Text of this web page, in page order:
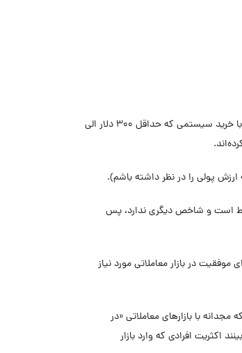
۷- برای ارتقاء عملکرد در انجام معاملات در بازار نیاز هم زمان به ترکیبی از هوش و استعداد و کوشش فعالانه است و همین ترکیب را می‌توان در هر زمینۀ فعالیتی به کار برد. افرادی که با خرید سیستمی که حداقل ۳۰۰ دلار الی
است و شاخص دیگری ندارد، پس
در بازار معاملاتی مورد نیاز
با بازارهای معاملاتی «در
اکثریت افرادی که وارد بازار